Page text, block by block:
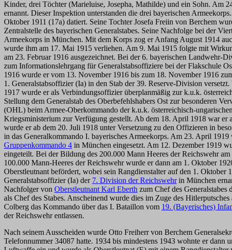
Kinder, drei Töchter (Marieluise, Josepha, Mathilde) und ein Sohn. Am
ernannt. Dieser Inspektion unterstanden die drei bayerischen
Oktober 1911 (17a) datiert. Seine Tochter Josefa Freiin von Berchem
Zentralstelle des bayerischen Generalstabes. Seine Nachfolge bei der
Armeekorps in München. Mit dem Korps zog er Anfang August 1914
wurde ihm am 17. Mai 1915 verliehen. Am 9. Mai 1915 folgte mit
am 23. Februar 1916 ausgezeichnet. Bei der 6. bayerischen
zum Informationslehrgang für Generalstabsoffiziere bei der Flakschule
1916 wurde er vom 13. November 1916 bis zum 18. November 1916
1. Generalstabsoffizier (Ia) in den Stab der 39. Reserve-Division
1917 wurde er als Verbindungsoffizier überplanmäßig zur k.u.k.
Stellung dem Generalstab des Oberbefehlshabers Ost zur besonderen
(OHL) beim Armee-Oberkommando der k.u.k. österreichisch-
Kriegsministerium zur Verfügung gestellt. Ab dem 18. April 1918 war er
wurde er ab dem 20. Juli 1918 unter Versetzung zu den Offizieren in
in das Generalkommando I. bayerisches Armeekorps. Am 23. April
Gruppenkommando 4 in München eingesetzt. Am 12. Dezember 1919
eingeteilt. Bei der Bildung des 200.000 Mann Heeres der Reichswehr
100.000 Mann-Heeres der Reichswehr wurde er dann am 1. Oktober
Oberstleutnant befördert, wobei sein Rangdienstalter auf den 1.
Generalstabsoffizier (Ia) der 7. Division der Reichswehrin München
Nachfolger von Oberstleutnant Karl Eberth zum Chef des Generalstabes
als Chef des Stabes. Anscheinend wurde dies im Zuge des
Colberg das Kommando über das I. Bataillon vom 19. (Bayerisches)
der Reichswehr entlassen.
Nach seinem Ausscheiden wurde Otto Freiherr von Berchem
Telefonnummer 34087 hatte. 1934 bis mindestens 1943 wohnte er